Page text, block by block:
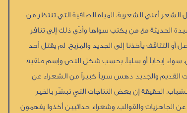
أعني الشعرية، المياه الصافية التي تنتظر من
الحديثة مع من يكتب سواها وأدّى ذلك إلى تنافر
أو التثاقف يأخذنا إلى الجديد والمزيج. لم يقتل أحد
سواء إيجاباً أو سلباً، بحسب شكل النص وإسم ملقيه،
القديم والجديد دهس سرباً كبيراً من الشعراء عن
الحقيقة إن بعض النتاجات التي تبشّر بالخير
والقوالب، وشعراء حداثيين أخذوا يفهمون